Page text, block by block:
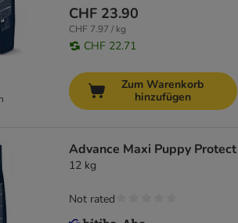
CHF 23.90
CHF 7.97 / kg
CHF 22.71
Zum Warenkorb
hinzufügen
Advance Maxi Puppy Protect
12 kg
Not rated